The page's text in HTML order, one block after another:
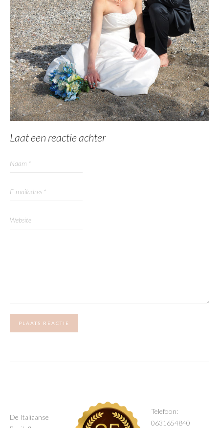
Laat een reactie achter
PLAATS REACTIE
De Italiaanse
Telefoon:
0631654840